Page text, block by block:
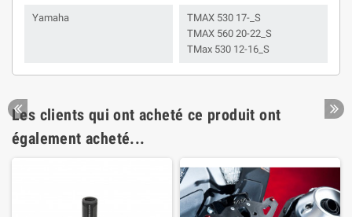
Yamaha
TMAX 530 17-_S
TMAX 560 20-22_S
TMax 530 12-16_S
Les clients qui ont acheté ce produit ont
également acheté...